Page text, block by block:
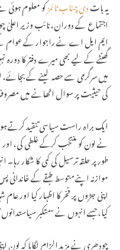
یہ باتدی چناب ٹائمزکو معلوم ہوئی ہے
اجتماع کے دوران، نائب وزیر اعلیٰ
ایم ایل اے نے راجوار کے عوام
گھنٹے کے لیے بھی میرے دفتر کا دورہ
میں سرگرمی سے حصہ لینے کے بجائے،
کی حیثیت پر سوال اٹھانے میں
ایک براہ راست سیاسی تنقید کرتے
نے لون کو منتخب کرکے غلطی کی، اور
طور پر حلقہ ترسیل کی کمی کا شکار
موازنہ اپنے متوسط ​​طبقے کے خاندانی
اپنی جڑوں پر فخر کا اظہار کیا اور
کیا، جسے انہوں نے "متکبر
چودھری نے مزید الزام لگایا کہ لون